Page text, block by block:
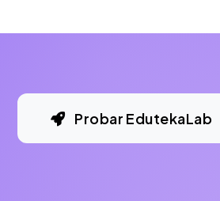
Probar EdutekaLab